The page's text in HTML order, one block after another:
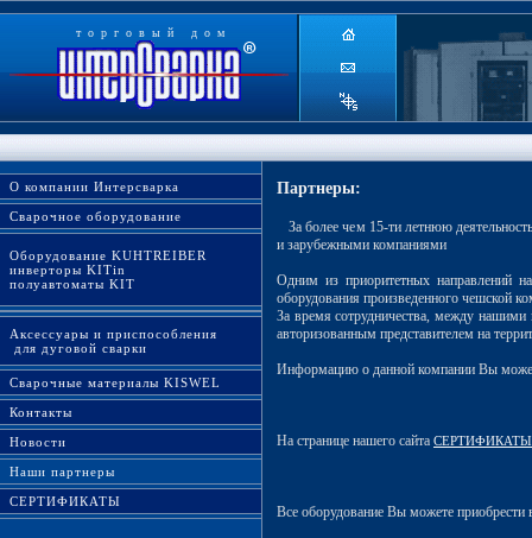
торговый дом
О компании Интерсварка
Сварочное оборудование
Оборудование KUHTREIBER
инверторы KITin
полуавтоматы KIT
Аксессуары и приспособления
для дуговой сварки
Сварочные материалы KISWEL
Контакты
Новости
Наши партнеры
СЕРТИФИКАТЫ
Партнеры:
За более чем 15-ти летнюю
и зарубежными компаниями
Одним из приоритетных направлений
оборудования произведенного чешской
За время сотрудничества, между
авторизованным представителем на
Информацию о данной компании Вы
На странице нашего сайта СЕРТИФИКАТЫ
Все оборудование Вы можете